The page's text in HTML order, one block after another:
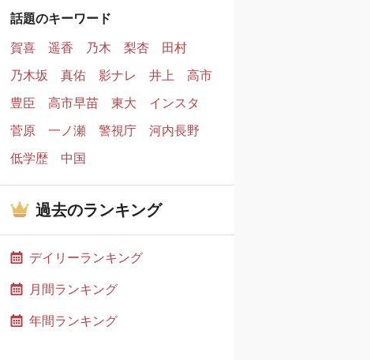
話題のキーワード
賀喜
遥香 乃木 梨杏
田村
乃木坂
真佑 影ナレ 井上
高市
豊臣
高市早苗 東大
インスタ
菅原
一ノ瀬 警視庁
河内長野
低学歴
中国
過去のランキング
デイリーランキング
月間ランキング
年間ランキング